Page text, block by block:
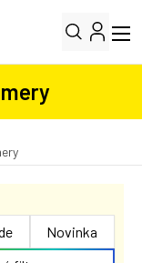
Novinka